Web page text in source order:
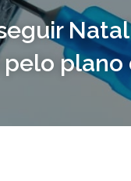
pelo plano